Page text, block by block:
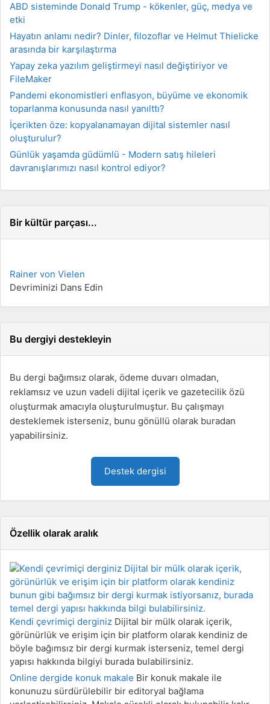
ABD sisteminde Donald Trump - kökenler, güç, medya ve
etki
Hayatın anlamı nedir? Dinler, filozoflar ve Helmut Thielicke
arasında bir karşılaştırma
Yapay zeka yazılım geliştirmeyi nasıl değiştiriyor ve
FileMaker
Pandemi ekonomistleri enflasyon, büyüme ve ekonomik
toparlanma konusunda nasıl yanılttı?
İçerikten öze: kopyalanamayan dijital sistemler nasıl
oluşturulur?
Günlük yaşamda güdümlü - Modern satış hileleri
davranışlarımızı nasıl kontrol ediyor?
Bir kültür parçası...
Rainer von Vielen
Devriminizi Dans Edin
Bu dergiyi destekleyin
Bu dergi bağımsız olarak, ödeme duvarı olmadan,
reklamsız ve uzun vadeli dijital içerik ve gazetecilik özü
oluşturmak amacıyla oluşturulmuştur. Bu çalışmayı
desteklemek isterseniz, bunu gönüllü olarak buradan
yapabilirsiniz.
Destek dergisi
Özellik olarak aralık
Kendi çevrimiçi derginiz Dijital bir mülk olarak içerik,
görünürlük ve erişim için bir platform olarak kendiniz de
böyle bağımsız bir dergi kurmak isterseniz, temel dergi
yapısı hakkında bilgiyi burada bulabilirsiniz.
Online dergide konuk makale Bir konuk makale ile
konunuzu sürdürülebilir bir editoryal bağlama